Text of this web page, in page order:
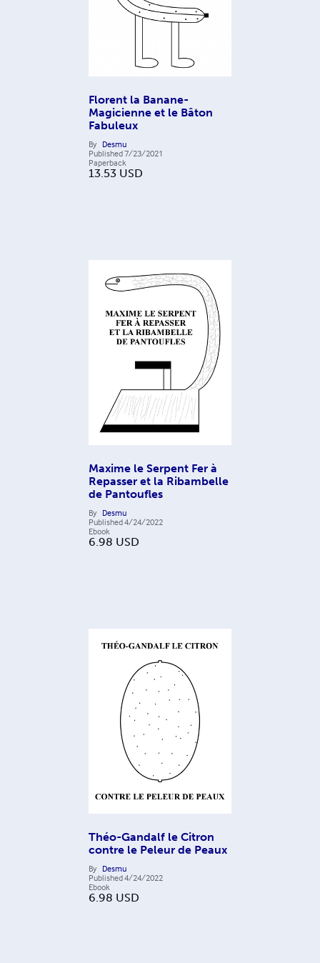
Florent la Banane-
Magicienne et le Bâton
Fabuleux
By Desmu
Published7/23/2021
Paperback
13.53 USD
Maxime le Serpent Fer à
Repasser et la Ribambelle
de Pantoufles
By Desmu
Published4/24/2022
Ebook
6.98 USD
Théo-Gandalf le Citron
contre le Peleur de Peaux
By Desmu
Published4/24/2022
Ebook
6.98 USD